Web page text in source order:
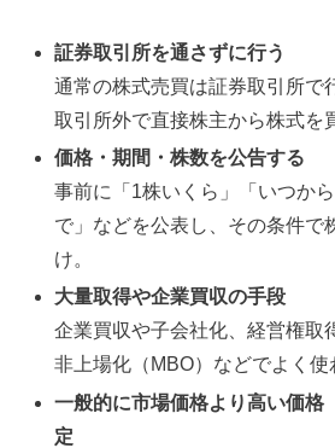
証券取引所を通さずに行う
通常の株式売買は証券取引所で
取引所外で直接株主から株式を
価格・期間・株数を公告する
事前に「1株いくら」「いつか
で」などを公表し、その条件で
け。
大量取得や企業買収の手段
企業買収や子会社化、経営権取
非上場化（MBO）などでよく使
一般的に市場価格より高い価格
定